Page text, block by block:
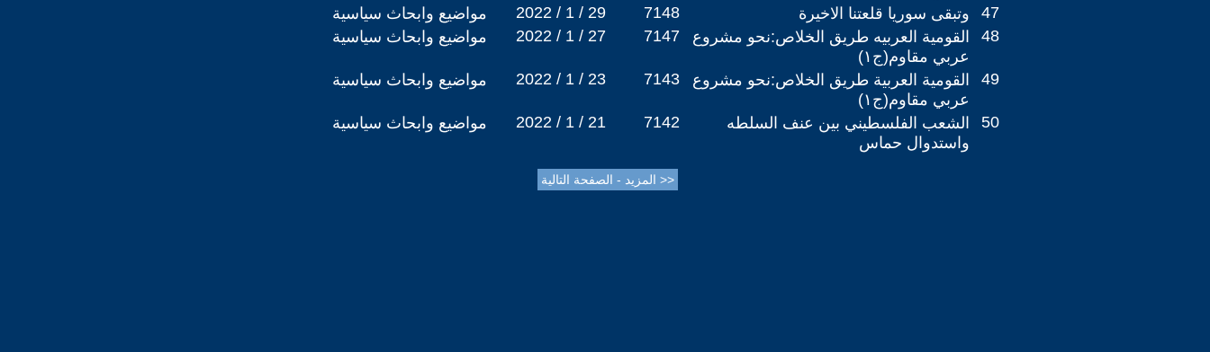
مواضيع وابحاث سياسية 2022 / 1 / 29 7148 وتبقى سوريا قلعتنا الاخيرة
47
مواضيع وابحاث سياسية
2022 / 1 / 27 7147
القومية العربيه طريق الخلاص:نحو مشروع
عربي مقاوم(ج١)
48
مواضيع وابحاث سياسية 2022 / 1 / 23 7143
القومية العربية طريق الخلاص:نحو مشروع
عربي مقاوم(ج١)
49
مواضيع وابحاث سياسية 2022 / 1 / 21 7142
الشعب الفلسطيني بين عنف السلطه
واستدوال حماس
50